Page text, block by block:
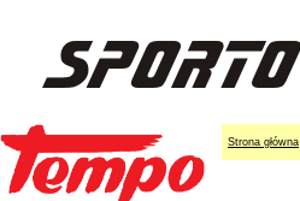
Strona główna